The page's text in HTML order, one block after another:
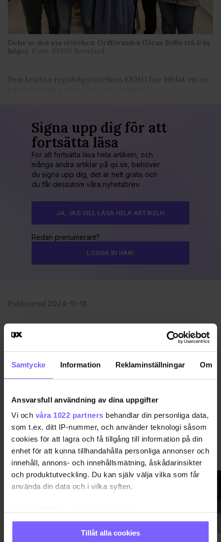
Samtycke Information Reklaminställningar Om
Ansvarsfull användning av dina uppgifter
Vi och våra 1022 partners behandlar din personliga data,
som t.ex. ditt IP-nummer, och använder teknologi såsom
cookies för att lagra och få tillgång till information på din
enhet för att kunna tillhandahålla personliga annonser och
innehåll, annons- och innehållsmätning, åskådarinsikter
och produktutveckling. Du kan själv välja vilka som får
använda din data och i vilka syften.
Samla in information om din geografiska plats
som kan ha en noggrannhet på upp till flera meter
Tillåt alla cookies
Delar av den nya styrelsen. Ordföranden Göran Sellin två från
höger. Foto: EKHO Norrland
Den kristna regnbågsrörelsen EKHO har bildat en ny
Signa upp dig för att
fortsätta läsa
För att fortsätta läsa hela artikeln, och
många andra artiklar på qx.se, behöver
du signa upp dig, det är helt gratis och
du får dessutom våra nyhetsbrev.
JA, JAG VILL LÄSA HELA ARTIKELN
Redan prenumerant?
LOGGA IN HÄR!
Publicerad 2024-11-18
EKHO RELIGION
DELA DEN HÄR ARTIKELN
SVERIGE VISA MER SVERIGE